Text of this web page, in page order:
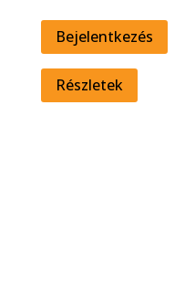
Bejelentkezés
Részletek